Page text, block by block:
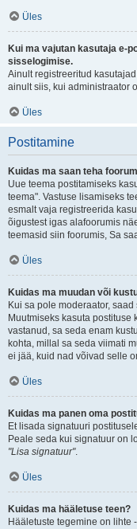
Üles
Kui ma vajutan kasutaja e-
sisselogimise.
Ainult registreeritud
ainult siis, kui administraator
Üles
Postitamine
Kuidas ma saan teha
Uue teema postitamiseks
teema". Vastuse lisamiseks
esmalt vaja registreerida
õigustest igas alafoorumis
teemasid siin foorumis, Sa
Üles
Kuidas ma muudan või
Kui sa pole moderaator,
Muutmiseks kasuta
vastanud, sa seda enam
kohta, millal sa seda viimati
ei jää, kuid nad võivad selle
Üles
Kuidas ma panen oma
Et lisada signatuuri
Peale seda kui signatuur on
"Lisa signatuur".
Üles
Kuidas ma hääletuse teen?
Hääletuste tegemine on lihte